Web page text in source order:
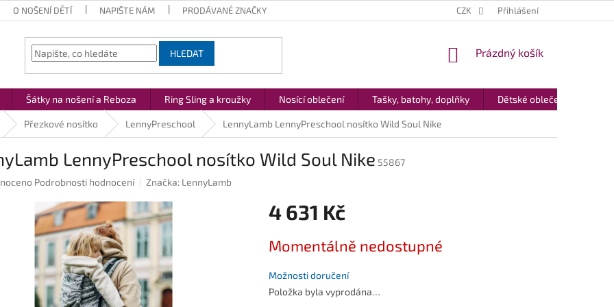
O NOŠENÍ DĚTÍ NAPIŠTE NÁM PRODÁVANÉ ZNAČKY CZK Přihlášení
HLEDAT
NÁKUPNÍ
Prázdný košík
Šátky na nošení a Reboza Ring Sling a kroužky Nosící oblečení Tašky, batohy, doplňky Dětské oblečení
Přezkové nosítko LennyPreschool LennyLamb LennyPreschool nosítko Wild Soul Nike
LennyPreschool nosítko Wild Soul Nike 55867
Podrobnosti hodnocení Značka: LennyLamb
4 631 Kč
cena:
Momentálně nedostupné
Možnosti doručení
Položka byla vyprodána…